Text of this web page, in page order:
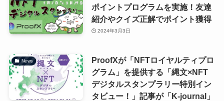
ポイントプログラムを実施！友達
紹介やクイズ正解でポイント獲得
2024年3月3日
News
ProofXが「NFTロイヤルティプロ
グラム」を提供する「縄文×NFT
デジタルスタンプラリー特別イン
タビュー！」記事が「K-journal」